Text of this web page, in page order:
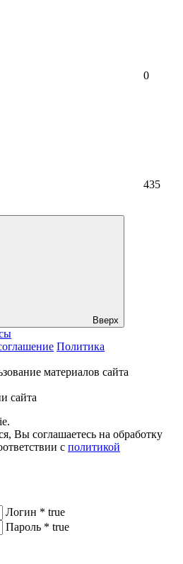
0
435
Вверх
Политика
материалов сайта
сайта
Вы соглашаетесь на обработку
с политикой
Логин * true
Пароль * true